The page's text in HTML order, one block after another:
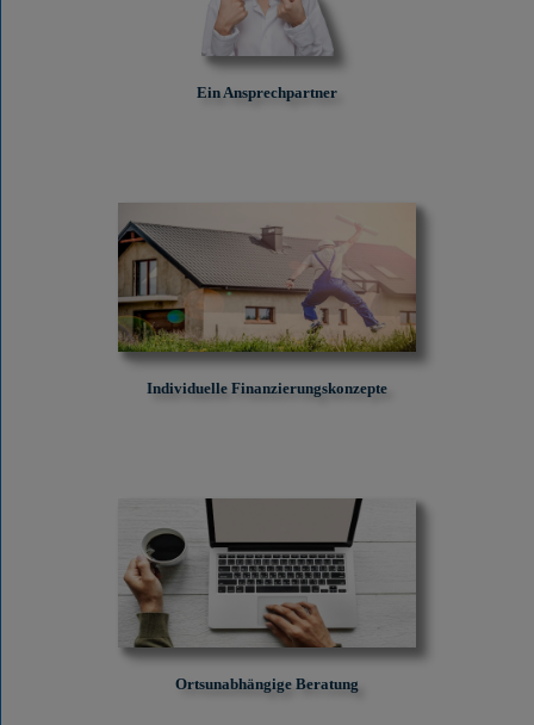
Ein Ansprechpartner
Individuelle Finanzierungskonzepte
Ortsunabhängige Beratung